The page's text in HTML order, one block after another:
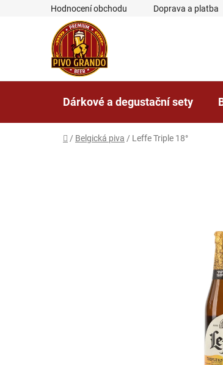
Hodnocení obchodu Doprava a platba
Dárkové a degustační sety
Domů
/ Belgická piva / Leffe Triple 18°